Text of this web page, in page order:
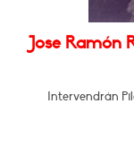
Jose Ramón
Intervendrán